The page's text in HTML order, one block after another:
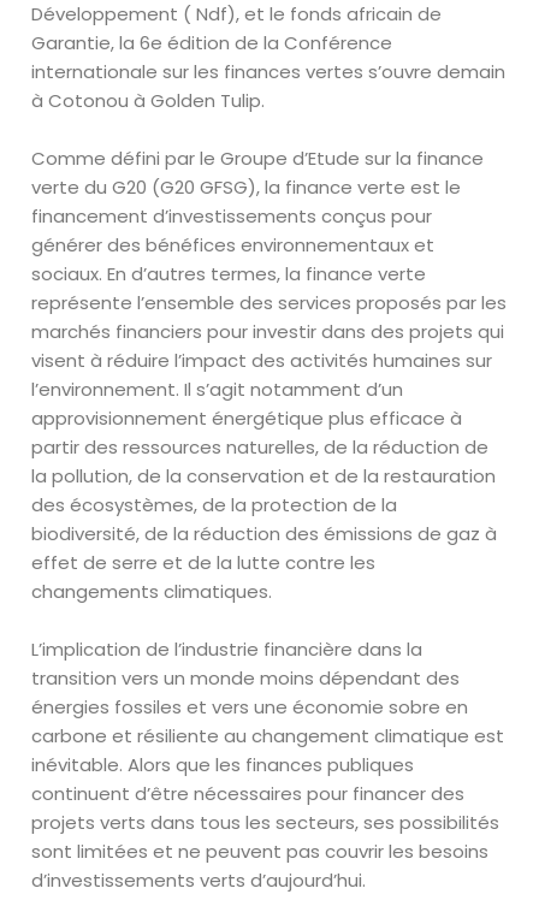
Développement ( Ndf), et le fonds africain de
Garantie, la 6e édition de la Conférence
internationale sur les finances vertes s’ouvre demain
à Cotonou à Golden Tulip.
Comme défini par le Groupe d’Etude sur la finance
verte du G20 (G20 GFSG), la finance verte est le
financement d’investissements conçus pour
générer des bénéfices environnementaux et
sociaux. En d’autres termes, la finance verte
représente l’ensemble des services proposés par les
marchés financiers pour investir dans des projets qui
visent à réduire l’impact des activités humaines sur
l’environnement. Il s’agit notamment d’un
approvisionnement énergétique plus efficace à
partir des ressources naturelles, de la réduction de
la pollution, de la conservation et de la restauration
des écosystèmes, de la protection de la
biodiversité, de la réduction des émissions de gaz à
effet de serre et de lalutte contre les
changements climatiques.
L’implication de l’industrie financière dans la
transition vers un monde moins dépendant des
énergies fossiles et vers une économie sobre en
carbone et résiliente au changement climatique est
inévitable. Alors que les finances publiques
continuent d’être nécessairespour financer des
projets verts dans tous les secteurs, ses possibilités
sont limitées et ne peuvent pas couvrir les besoins
d’investissements verts d’aujourd’hui.